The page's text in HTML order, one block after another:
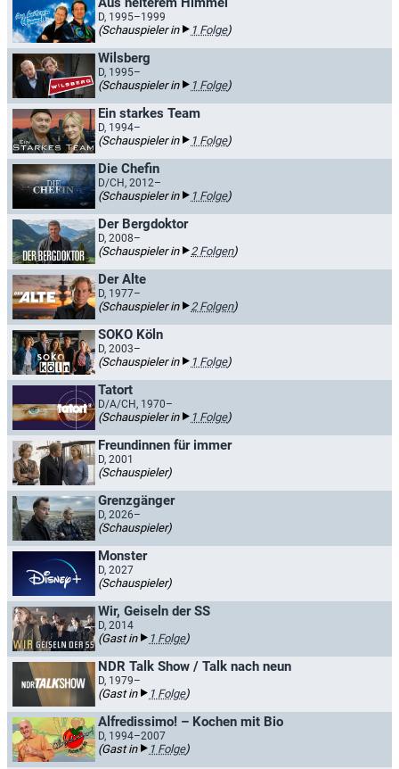
D, 1995–1999
(Schauspieler in 1 Folge)
Wilsberg
D, 1995–
(Schauspieler in 1 Folge)
Ein starkes Team
D, 1994–
(Schauspieler in 1 Folge)
Die Chefin
D/CH, 2012–
(Schauspieler in 1 Folge)
Der Bergdoktor
D, 2008–
(Schauspieler in 2 Folgen)
Der Alte
D, 1977–
(Schauspieler in 2 Folgen)
SOKO Köln
D, 2003–
(Schauspieler in 1 Folge)
Tatort
D/A/CH, 1970–
(Schauspieler in 1 Folge)
Freundinnen für immer
D, 2001
(Schauspieler)
Grenzgänger
D, 2026–
(Schauspieler)
Monster
D, 2027
(Schauspieler)
Wir, Geiseln der SS
D, 2014
(Gast in 1 Folge)
NDR Talk Show / Talk nach neun
D, 1979–
(Gast in 1 Folge)
Alfredissimo! – Kochen mit Bio
D, 1994–2007
(Gast in 1 Folge)